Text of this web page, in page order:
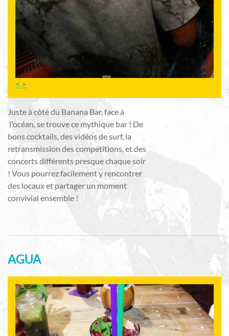
< >
Juste à côté du Banana Bar, face à
l'océan, se trouve ce mythique bar ! De
bons cocktails, des vidéos de surf, la
retransmission des compétitions, et des
concerts différents presque chaque soir
! Vous pourrez facilement y rencontrer
des locaux et partager un moment
convivial ensemble !
AGUA